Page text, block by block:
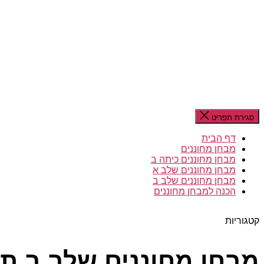
סגירת תפריט
דף הבית
מבחן מחוננים
מבחן מחוננים כיתה ב
מבחן מחוננים שלב א
מבחן מחוננים שלב ב
הכנה למבחן מחוננים
קטגוריות